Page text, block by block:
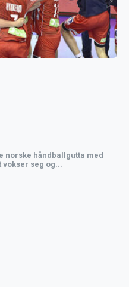
norske håndballgutta med
seg og...